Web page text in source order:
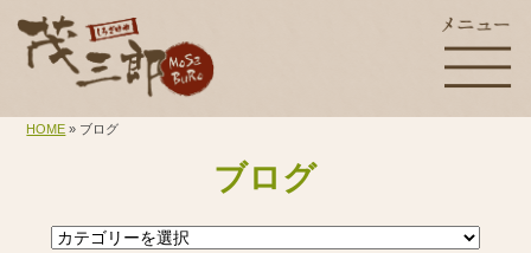
HOME » ブログ
ブログ